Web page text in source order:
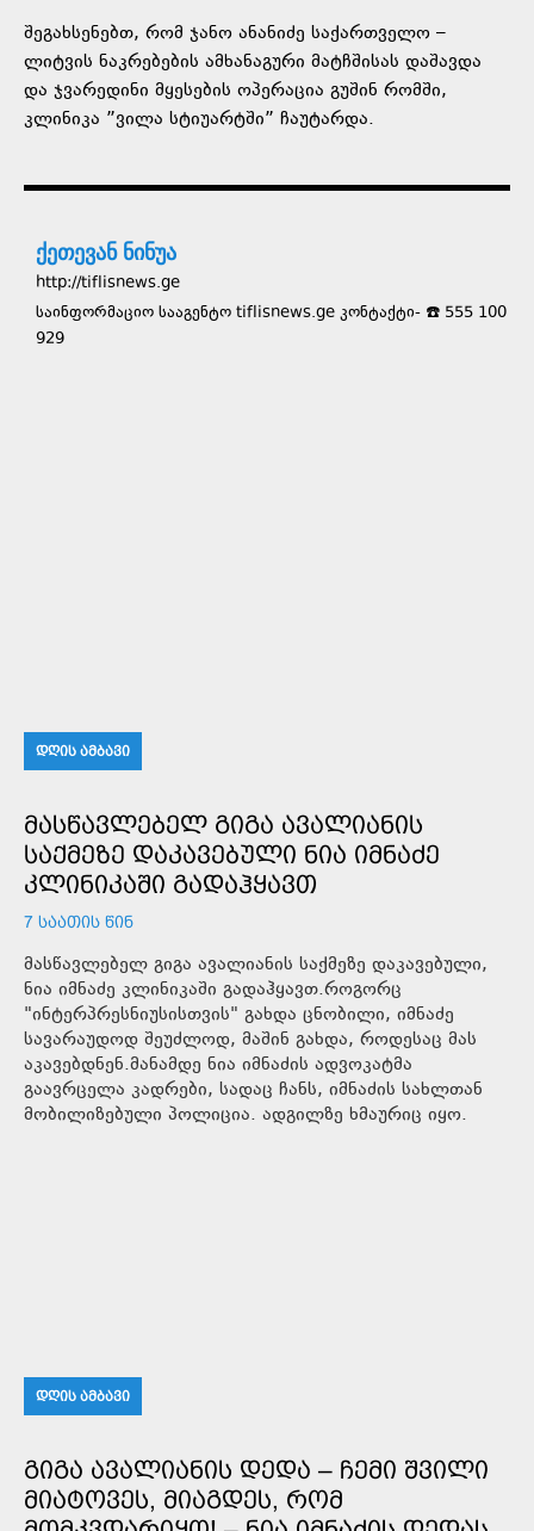
შეგახსენებთ, რომ ჯანო ანანიძე საქართველო –
ლიტვის ნაკრებების ამხანაგური მატჩშისას დაშავდა
და ჯვარედინი მყესების ოპერაცია გუშინ რომში,
კლინიკა ”ვილა სტიუარტში” ჩაუტარდა.
ქეთევან ნინუა
http://tiflisnews.ge
საინფორმაციო სააგენტო tiflisnews.ge კონტაქტი- ☎️ 555 100
929
ᲓᲦᲘᲡ ᲐᲛᲑᲐᲕᲘ
ᲛᲐᲡᲬᲐᲕᲚᲔᲑᲔᲚ ᲒᲘᲒᲐ ᲐᲕᲐᲚᲘᲐᲜᲘᲡ
ᲡᲐᲥᲛᲔᲖᲔ ᲓᲐᲙᲐᲕᲔᲑᲣᲚᲘ ᲜᲘᲐ ᲘᲛᲜᲐᲫᲔ
ᲙᲚᲘᲜᲘᲙᲐᲨᲘ ᲒᲐᲓᲐᲰᲧᲐᲕᲗ
7 ᲡᲐᲐᲗᲘᲡ ᲬᲘᲜ
მასწავლებელ გიგა ავალიანის საქმეზე დაკავებული,
ნია იმნაძე კლინიკაში გადაჰყავთ.როგორც
"ინტერპრესნიუსისთვის" გახდა ცნობილი, იმნაძე
სავარაუდოდ შეუძლოდ, მაშინ გახდა, როდესაც მას
აკავებდნენ.მანამდე ნია იმნაძის ადვოკატმა
გაავრცელა კადრები, სადაც ჩანს, იმნაძის სახლთან
მობილიზებული პოლიცია. ადგილზე ხმაურიც იყო.
ᲓᲦᲘᲡ ᲐᲛᲑᲐᲕᲘ
ᲒᲘᲒᲐ ᲐᲕᲐᲚᲘᲐᲜᲘᲡ ᲓᲔᲓᲐ – ᲩᲔᲛᲘ ᲨᲕᲘᲚᲘ
ᲛᲘᲐᲢᲝᲕᲔᲡ, ᲛᲘᲐᲒᲓᲔᲡ, ᲠᲝᲛ